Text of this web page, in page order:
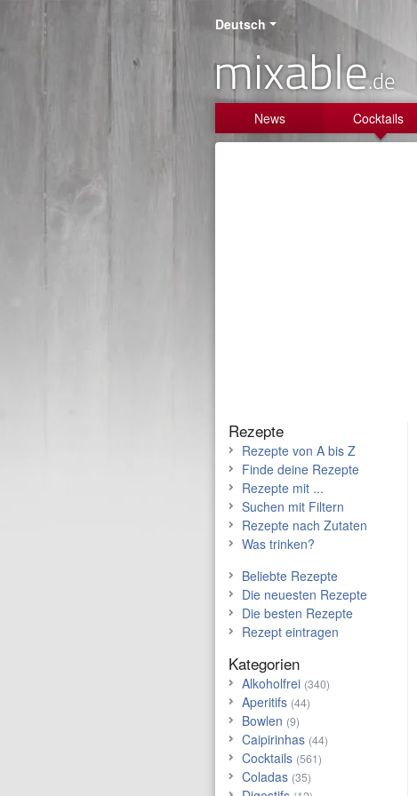
Deutsch
mixable.de
News Cocktails
Rezepte
Rezepte von A bis Z
Finde deine Rezepte
Rezepte mit ...
Suchen mit Filtern
Rezepte nach Zutaten
Was trinken?
Beliebte Rezepte
Die neuesten Rezepte
Die besten Rezepte
Rezept eintragen
Kategorien
Alkoholfrei (340)
Aperitifs (44)
Bowlen (9)
Caipirinhas (44)
Cocktails (561)
Coladas (35)